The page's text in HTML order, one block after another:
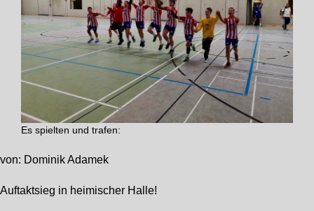
Es spielten und trafen:
von: Dominik Adamek
Auftaktsieg in heimischer Halle!